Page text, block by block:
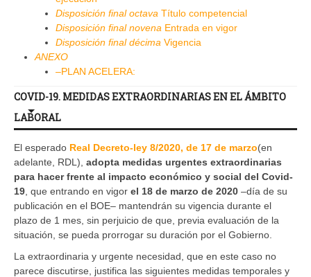
Disposición final octava Título competencial
Disposición final novena Entrada en vigor
Disposición final décima Vigencia
ANEXO
–PLAN ACELERA:
COVID-19. MEDIDAS EXTRAORDINARIAS EN EL ÁMBITO
LABORAL
El esperado Real Decreto-ley 8/2020, de 17 de marzo(en
adelante, RDL), adopta medidas urgentes extraordinarias
para hacer frente al impacto económico y social del Covid-
19 , que entrando en vigor el 18 de marzo de 2020 –día de su
publicación en el BOE– mantendrán su vigencia durante el
plazo de 1 mes, sin perjuicio de que, previa evaluación de la
situación, se pueda prorrogar su duración por el Gobierno.
La extraordinaria y urgente necesidad, que en este caso no
parece discutirse, justifica las siguientes medidas temporales y